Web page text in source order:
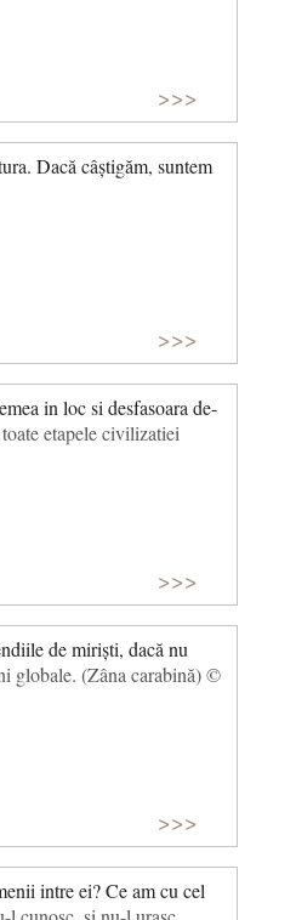
>>>
Dacă câștigăm, suntem
>>>
in loc si desfasoara de-
etapele civilizatiei
>>>
de miriști, dacă nu
globale. (Zâna carabină) ©
>>>
intre ei? Ce am cu cel